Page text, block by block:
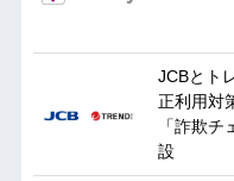
JCBとト
正利用対
「詐欺
設